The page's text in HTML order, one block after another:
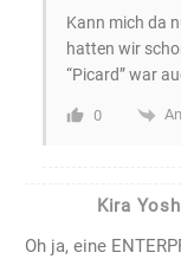
Kann mich da
hatten wir
“Picard” war
0
Kira
Oh ja, eine